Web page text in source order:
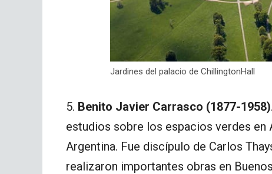
Jardines del palacio de ChillingtonHall
5. Benito Javier Carrasco (1877-1958)
estudios sobre los espacios verdes en
Argentina. Fue discípulo de Carlos
realizaron importantes obras en